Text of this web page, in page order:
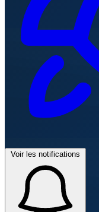
Voir les notifications